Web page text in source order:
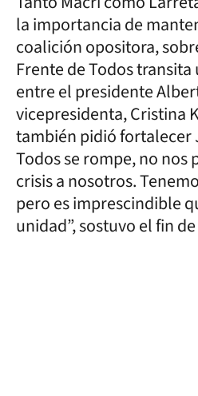
la importancia de
coalición opositora,
Frente de Todos
entre el presidente
vicepresidenta, Cristina
también pidió fortalecer
Todos se rompe, no nos
crisis a nosotros.
pero es imprescindible
unidad”, sostuvo el fin